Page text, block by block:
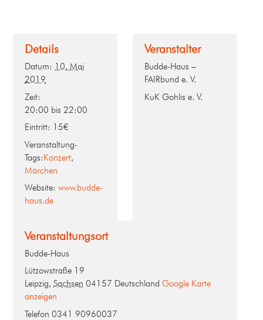
Details
Datum: 10. Mai
2019
Zeit:
20:00 bis 22:00
Eintritt: 15€
Veranstaltung-
Tags:Konzert,
Märchen
Website: www.budde-
haus.de
Veranstaltungsort
Budde-Haus
Lützowstraße 19
Leipzig, Sachsen 04157 Deutschland Google Karte
anzeigen
Telefon 0341 90960037
Veranstalter
Budde-Haus –
FAIRbund e. V.
KuK Gohlis e. V.